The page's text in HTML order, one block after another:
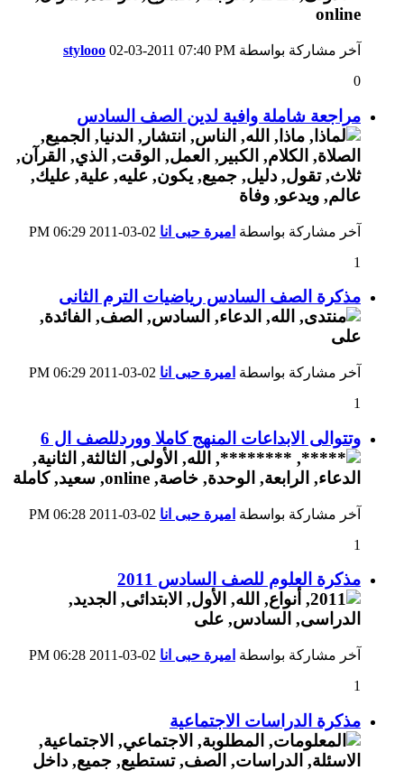
آخر مشاركة بواسطة stylooo 02-03-2011 07:40 PM
0
مراجعة شاملة وافية لدين الصف السادس
آخر مشاركة بواسطة اميرة حبى انا
06:29 PM
1
مذكرة الصف السادس رياضيات الترم الثانى
آخر مشاركة بواسطة اميرة حبى انا
06:29 PM
1
وتتوالى الابداعات المنهج كاملا ووردللصف ال 6
آخر مشاركة بواسطة اميرة حبى انا
06:28 PM
1
مذكرة العلوم للصف السادس 2011
آخر مشاركة بواسطة اميرة حبى انا
06:28 PM
1
مذكرة الدراسات الاجتماعية